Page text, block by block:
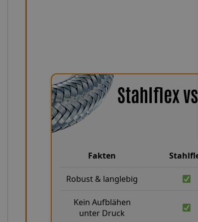
anbaufertige Kits als auch
zuverlässig, innovativ
Stahlflex
Fakten
Robust & langlebig
Kein Aufblähen
unter Druck